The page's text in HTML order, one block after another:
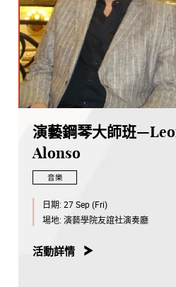
演藝鋼琴大師班
Alonso
音樂
日期: 27 Sep (Fri)
場地: 演藝學院友誼社演奏廳
活動詳情